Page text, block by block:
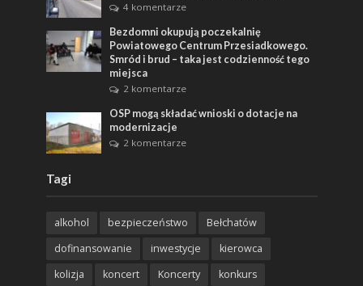
4 komentarze
Bezdomni okupują poczekalnię
Powiatowego Centrum Przesiadkowego.
Smród i brud – taka jest codzienność tego
miejsca
2 komentarze
OSP mogą składać wnioski o dotacje na
modernizacje
2 komentarze
Tagi
alkohol bezpieczeństwo
Bełchatów
dofinansowanie
inwestycje
kierowca
kolizja
koncert Koncerty
konkurs